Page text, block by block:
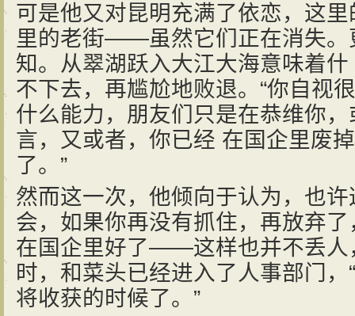
可是他又对昆明充满了依恋，这
里的老街——虽然它们正在消失。
知。从翠湖跃入大江大海意味着
不下去，再尴尬地败退。“你自视
什么能力，朋友们只是在恭维你
言，又或者，你已经 在国企里废
了。”
然而这一次，他倾向于认为，也
会，如果你再没有抓住，再放弃
在国企里好了——这样也并不丢人
时，和菜头已经进入了人事部门
将收获的时候了。”